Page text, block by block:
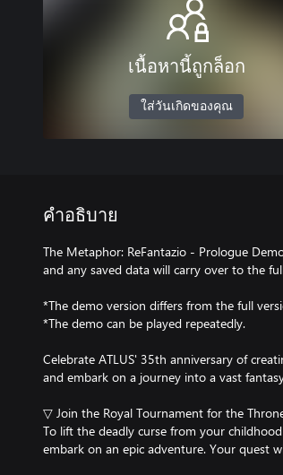
เนื้อหานี้ถูกล็อก
ใส่วันเกิดของคุณ
คำอธิบาย
The Metaphor: ReFantazio - Prologue
and any saved data will carry over to the
*The demo version differs from the full
*The demo can be played repeatedly.
Celebrate ATLUS' 35th anniversary of
and embark on a journey into a vast
▽ Join the Royal Tournament for the
To lift the deadly curse from your
embark on an epic adventure. Your quest